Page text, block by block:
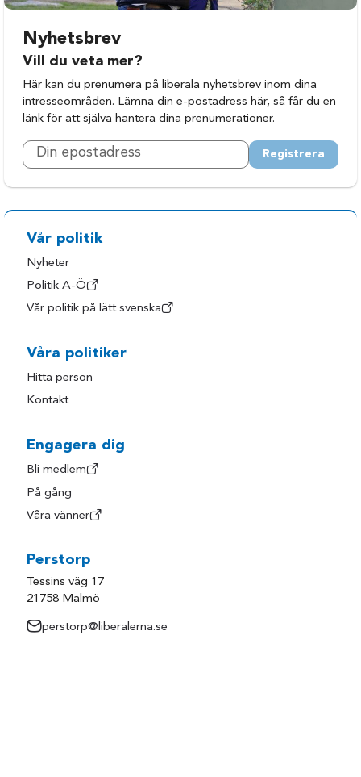
Höganäs
Hörby
Höör
Klippan
Kristianstad
Landskrona
Lund
Malmö
Svedala
Vellinge
Ystad
Östra Göinge
Nyhetsbrev
Vill du veta mer?
Här kan du prenumera på liberala nyhetsbrev inom dina
intresseområden. Lämna din e-postadress här, så får du en
länk för att själva hantera dina prenumerationer.
Registrera
Vår politik
Nyheter
Politik A-Ö
Vår politik på lätt svenska
Våra politiker
Hitta person
Kontakt
Engagera dig
Bli medlem
På gång
Våra vänner
Perstorp
Tessins väg 17
21758 Malmö
perstorp@liberalerna.se